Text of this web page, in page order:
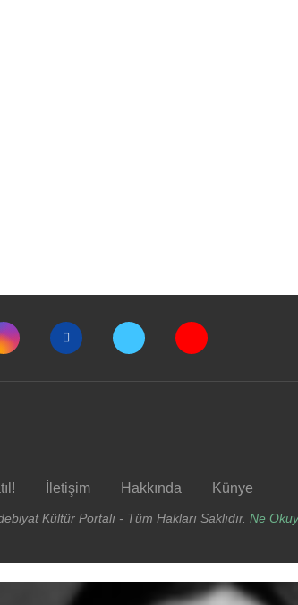
İletişim Hakkında Künye
Kültür Portalı - Tüm Hakları Saklıdır. Ne